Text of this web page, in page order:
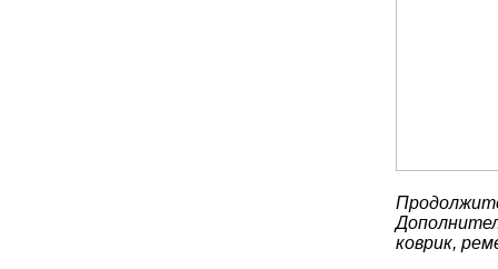
коврик,